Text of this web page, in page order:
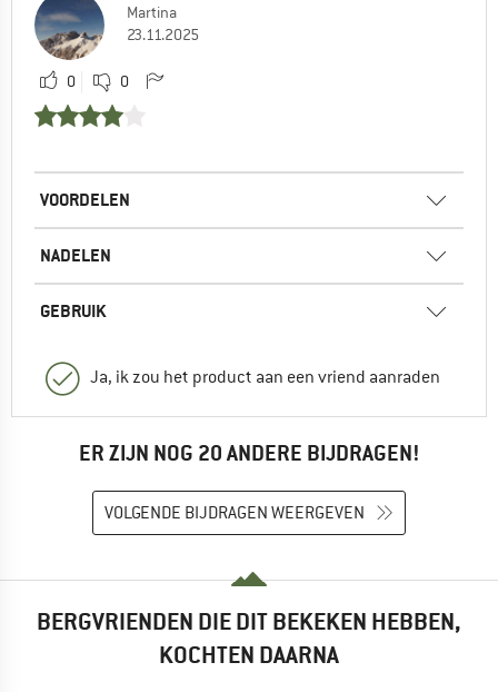
Martina
23.11.2025
0 0
VOORDELEN
NADELEN
GEBRUIK
Ja, ik zou het product aan een vriend aanraden
ER ZIJN NOG 20 ANDERE BIJDRAGEN!
VOLGENDE BIJDRAGEN WEERGEVEN
BERGVRIENDEN DIE DIT BEKEKEN HEBBEN,
KOCHTEN DAARNA